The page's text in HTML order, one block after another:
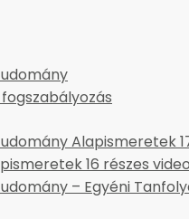
Alapismeretek
16 részes
– Egyéni